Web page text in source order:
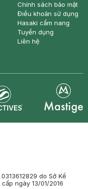
Chính sách bảo mật
Điều khoản sử dụng
Hasaki cẩm nang
Tuyển dụng
Liên hệ
do Sở Kế
ngày 13/01/2016